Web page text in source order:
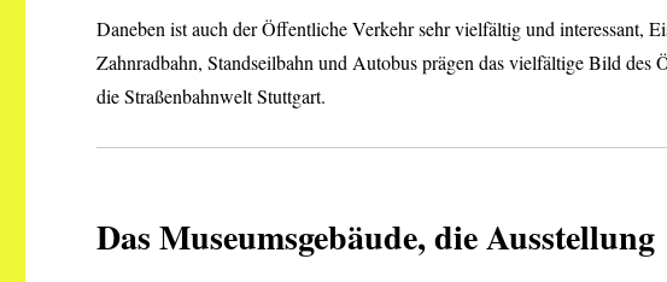
Daneben ist auch der Öffentliche Verkehr sehr vielfältig und interessant,
Zahnradbahn, Standseilbahn und Autobus prägen das vielfältige Bild
die Straßenbahnwelt Stuttgart.
Das Museumsgebäude, die Ausstellung